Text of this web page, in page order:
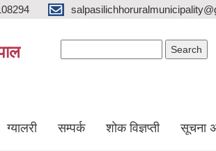
ग्यालरी सम्पर्क शोक विज्ञप्ती सूचना